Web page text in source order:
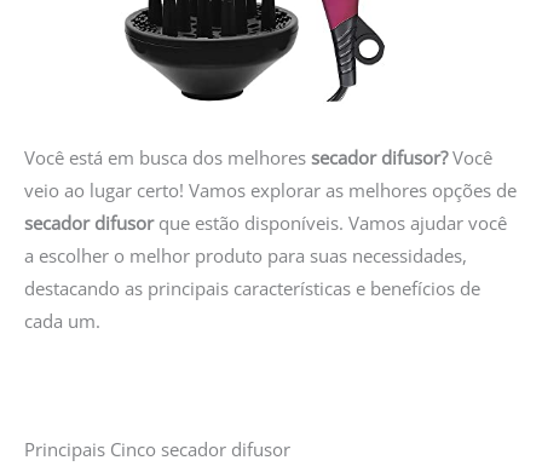
Você está em busca dos melhores secador difusor?Você
veio ao lugar certo! Vamos explorar as melhores opções de
secador difusorque estão disponíveis. Vamos ajudar você
a escolher o melhor produto para suas necessidades,
destacando as principais características e benefícios de
cada um.
Principais Cinco secador difusor